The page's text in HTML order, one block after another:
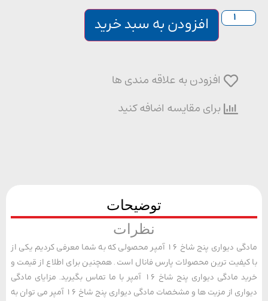
افزودن به سبد خرید
افزودن به علاقه مندی ها
برای مقایسه اضافه کنید
توضیحات
نظرات
مادگی دیواری پنج شاخ 16 آمپر محصولی که به شما معرفی کردیم یکی از
ترین محصولات پارس فانال است. همچنین برای اطلاع از قیمت و
خرید مادگی دیواری پنج شاخ 16 آمپر با ما تماس بگیرید. مزایای مادگی
دیواری از مزیت ها و مشخصات مادگی دیواری پنج شاخ 16 آمپر می توان به